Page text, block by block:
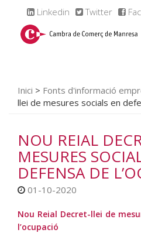
Linkedin Twitter
Inici > Fonts d'informació
llei de mesures socials en
NOU REIAL
MESURES
DEFENSA DE
01-10-2020
Nou Reial Decret-llei de
l’ocupació